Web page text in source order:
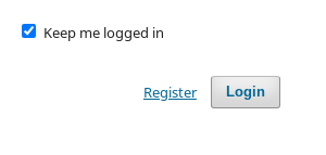
Keep me logged in
Login
Register